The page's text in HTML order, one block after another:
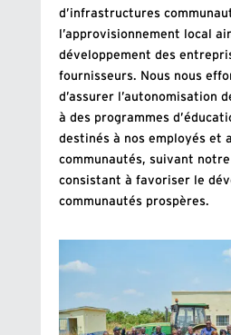
d’infrastructures
l’approvisionnement local
développement des
fournisseurs. Nous nous
d’assurer l’autonomisation
à des programmes
destinés à nos employés et
communautés, suivant
consistant à favoriser le
communautés prospères.